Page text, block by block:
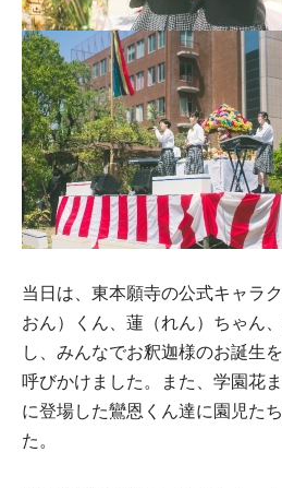
当日は、東本願寺の公式キャラ
おん）くん、蓮（れん）ちゃん
し、みんなでお釈迦様のお誕生
呼びかけました。また、学園花
に登場した鸞恩くん達に園児た
た。